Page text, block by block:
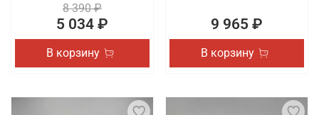
8 390 ₽
5 034 ₽
В корзину
9 965 ₽
В корзину